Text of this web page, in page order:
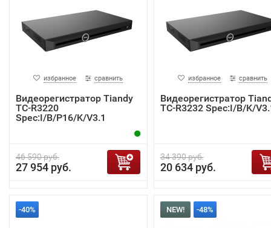
избранное сравнить
Видеорегистратор Tiandy
TC-R3220
Spec:I/B/P16/K/V3.1
46 590 руб.
27 954 руб.
избранное сравнить
Видеорегистратор
TC-R3232 Spec:I/B/K/
34 390 руб.
20 634 руб.
-40% NEW! -48%